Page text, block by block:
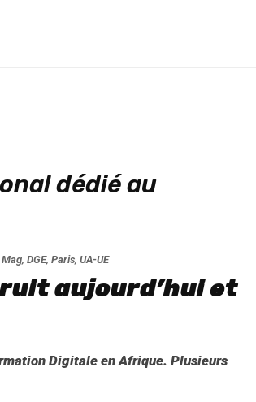
dédié au
Mag, DGE, Paris, UA-UE
aujourd’hui et
Digitale en Afrique. Plusieurs